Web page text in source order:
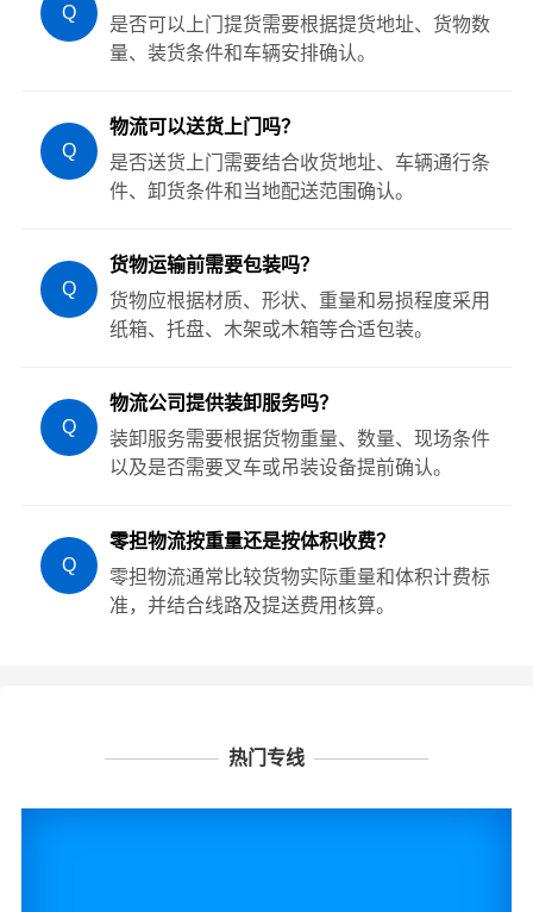
Q
是否可以上门提货需要根据提货地址、货物数
量、装货条件和车辆安排确认。
Q
物流可以送货上门吗？
是否送货上门需要结合收货地址、车辆通行条
件、卸货条件和当地配送范围确认。
Q
货物运输前需要包装吗？
货物应根据材质、形状、重量和易损程度采用
纸箱、托盘、木架或木箱等合适包装。
Q
物流公司提供装卸服务吗？
装卸服务需要根据货物重量、数量、现场条件
以及是否需要叉车或吊装设备提前确认。
Q
零担物流按重量还是按体积收费？
零担物流通常比较货物实际重量和体积计费标
准，并结合线路及提送费用核算。
热门专线